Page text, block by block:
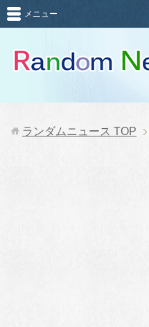
メニュー
ランダムニュース TOP